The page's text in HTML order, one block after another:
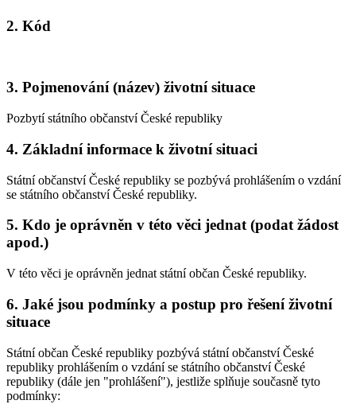
2. Kód
3. Pojmenování (název) životní situace
Pozbytí státního občanství České republiky
4. Základní informace k životní situaci
Státní občanství České republiky se pozbývá prohlášením o vzdání
se státního občanství České republiky.
5. Kdo je oprávněn v této věci jednat (podat žádost
apod.)
V této věci je oprávněn jednat státní občan České republiky.
6. Jaké jsou podmínky a postup pro řešení životní
situace
Státní občan České republiky pozbývá státní občanství České
republiky prohlášením o vzdání se státního občanství České
republiky (dále jen "prohlášení"), jestliže splňuje současně tyto
podmínky: